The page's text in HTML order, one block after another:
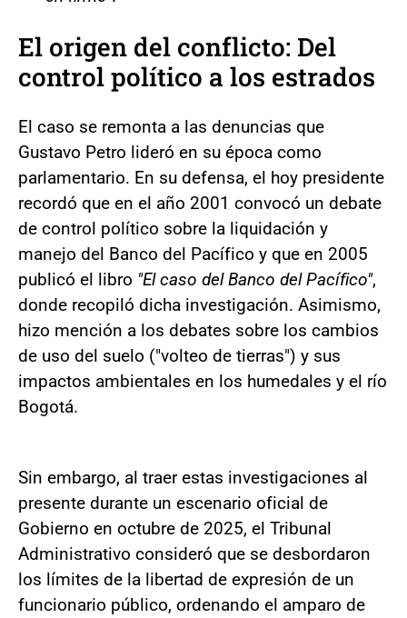
El origen del conflicto: Del
control político a los estrados
El caso se remonta a las denuncias que
Gustavo Petro lideró en su época como
parlamentario. En su defensa, el hoy presidente
recordó que en el año 2001 convocó un debate
de control político sobre la liquidación y
manejo del Banco del Pacífico y que en 2005
publicó el libro "El caso del Banco del Pacífico",
donde recopiló dicha investigación. Asimismo,
hizo mención a los debates sobre los cambios
de uso del suelo ("volteo de tierras") y sus
impactos ambientales en los humedales y el río
Bogotá.
Sin embargo, al traer estas investigaciones al
presente durante un escenario oficial de
Gobierno en octubre de 2025, el Tribunal
Administrativo consideró que se desbordaron
los límites de la libertad de expresión de un
funcionario público, ordenando el amparo de